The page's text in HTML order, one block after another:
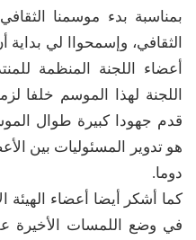
بمناسبة بدء موسمنا
الثقافي، وإسمحواا لي
أعضاء اللجنة المنظمة
اللجنة لهذا الموسم خلفا
قدم جهودا كبيرة طوال
هو تدوير المسئوليات بين
دوما.
كما أشكر أيضا أعضاء الهيئة
في وضع اللمسات الأخيرة